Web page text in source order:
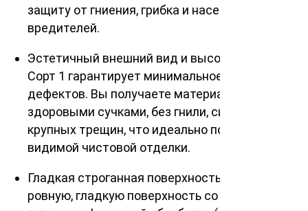
защиту от гниения, грибка и насекомых-
вредителей.
Эстетичный внешний вид и высокое качество.
Сорт 1 гарантирует минимальное количество
дефектов. Вы получаете материал с живыми
здоровыми сучками, без гнили, синевы или
крупных трещин, что идеально подходит для
видимой чистовой отделки.
Гладкая строганная поверхность. Доска имеет
ровную, гладкую поверхность со всех сторон,